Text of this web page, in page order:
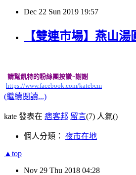
Dec 22 Sun 2019 19:57
【雙連市場】燕山
請幫凱特的粉絲團按讚~謝謝
https://www.facebook.com/katebcm
(繼續閱讀...)
kate 發表在 痞客邦 留言(7) 人氣()
個人分類： 夜市在地
▲top
Nov 29 Thu 2018 04:28